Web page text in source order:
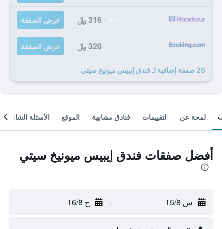
316 ﷼ عرض الصفقة
320 ﷼ عرض الصفقة
25 صفقة إضافية لـ فندق إيبيس ميونيخ سيتي
لمحة عن التقييمات فنادق مشابهة الموقع الأسئلة الشائعة
أفضل صفقات فندق إيبيس ميونيخ سيتي
س 15/8 - ح 16/8